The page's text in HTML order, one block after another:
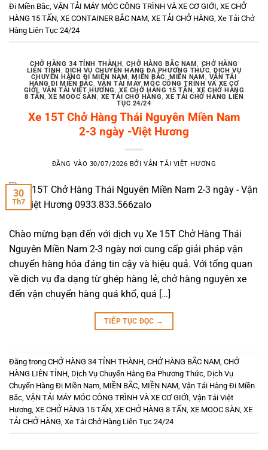
Đi Miền Bắc, VẬN TẢI MÁY MÓC CÔNG TRÌNH VÀ XE CƠ GIỚI, XE CHỞ
HÀNG 15 TẤN, XE CONTAINER BẮC NAM, XE TẢI CHỞ HÀNG, Xe Tải Chở
Hàng Liên Tục 24/24
CHỞ HÀNG 34 TỈNH THÀNH,CHỞ HÀNG BẮC NAM, CHỞ HÀNG
LIÊN TỈNH , DỊCH VỤ CHUYỂN HÀNG ĐA PHƯƠNG THỨC, DỊCH VỤ
CHUYỂN HÀNG ĐI MIỀN NAM, MIỀN BẮC, MIỀN NAM , VẬN TẢI
HÀNG ĐI MIỀN BẮC, VẬN TẢI MÁY MÓC CÔNG TRÌNH VÀ XE CƠ
GIỚI , VẬN TẢI VIỆT HƯƠNG,XE CHỞ HÀNG 15 TẤN,XE CHỞ HÀNG
8 TẤN,XE MOOC SÀN , XE TẢI CHỞ HÀNG,XE TẢI CHỞ HÀNG LIÊN
TỤC 24/24
Xe 15T Chở Hàng Thái Nguyên Miền Nam
2-3 ngày -Việt Hương
ĐĂNG VÀO 30/07/2026 BỞIVẬN TẢI VIỆT HƯƠNG
30
Th7
Chào mừng bạn đến với dịch vụ Xe 15T Chở Hàng Thái
Nguyên Miền Nam 2-3 ngày nơi cung cấp giải pháp vận
chuyển hàng hóa đáng tin cậy và hiệu quả. Với tổng quan
về dịch vụ đa dạng từ ghép hàng lẻ, chở hàng nguyên xe
đến vận chuyển hàng quá khổ, quá […]
TIẾP TỤC ĐỌC →
Đăng trong CHỞ HÀNG 34 TỈNH THÀNH, CHỞ HÀNG BẮC NAM, CHỞ
HÀNG LIÊN TỈNH, Dịch Vụ Chuyển Hàng Đa Phương Thức, Dịch Vụ
Chuyển Hàng Đi Miền Nam, MIỀN BẮC, MIỀN NAM, Vận Tải Hàng Đi Miền
Bắc, VẬN TẢI MÁY MÓC CÔNG TRÌNH VÀ XE CƠ GIỚI, Vận Tải Việt
Hương, XE CHỞ HÀNG 15 TẤN, XE CHỞ HÀNG 8 TẤN, XE MOOC SÀN, XE
TẢI CHỞ HÀNG, Xe Tải Chở Hàng Liên Tục 24/24